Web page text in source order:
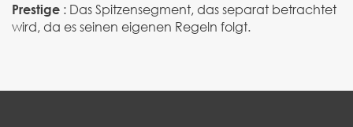
Prestige : Das Spitzensegment, das separat betrachtet
wird, da es seinen eigenen Regeln folgt.